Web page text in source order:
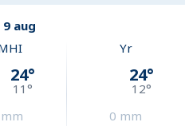
9 aug
24°
11 °
mm
Yr
24°
12°
0 mm